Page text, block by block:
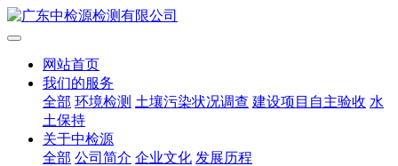
网站首页
我们的服务
全部 环境检测 土壤污染状况调查 建设项目自主验收 水
土保持
关于中检源
全部 公司简介 企业文化 发展历程